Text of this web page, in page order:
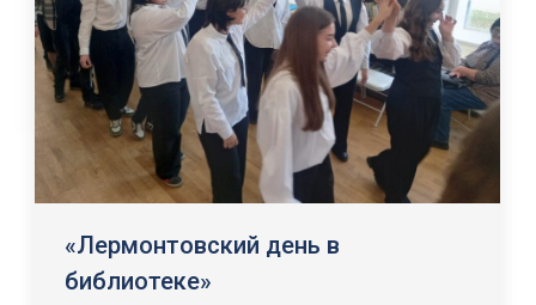
«Лермонтовский день в
библиотеке»